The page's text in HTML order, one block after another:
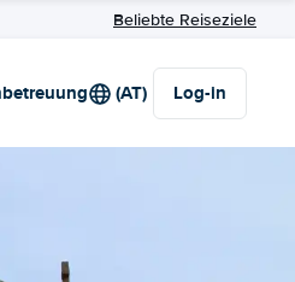
Beliebte Reiseziele
(AT) Log-in